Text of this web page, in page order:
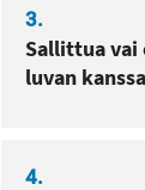
3.
Sallittua vai
luvan kanssa
4.